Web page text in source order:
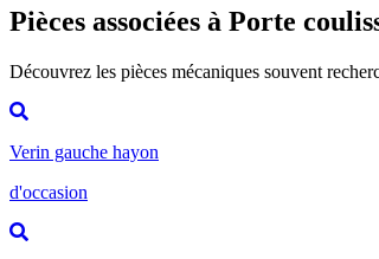
Pièces associées à Porte
Découvrez les pièces mécaniques souvent
Verin gauche hayon
d'occasion